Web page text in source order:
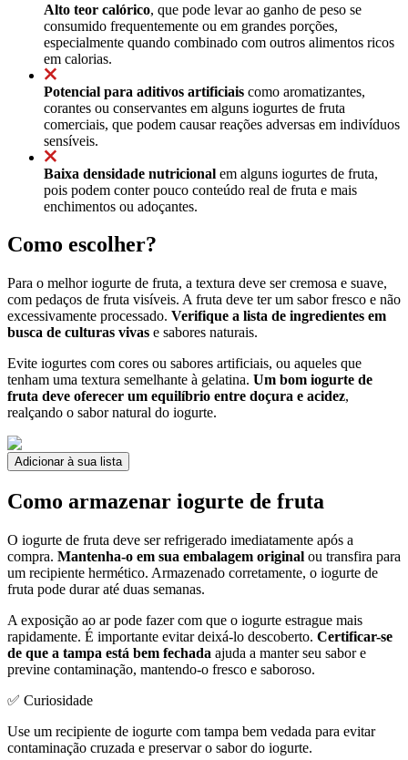
Alto teor calórico, que pode levar ao ganho de peso se
consumido frequentemente ou em grandes porções,
especialmente quando combinado com outros alimentos ricos
em calorias.
Potencial para aditivos artificiais como aromatizantes,
corantes ou conservantes em alguns iogurtes de fruta
comerciais, que podem causar reações adversas em indivíduos
sensíveis.
Baixa densidade nutricional em alguns iogurtes de fruta,
pois podem conter pouco conteúdo real de fruta e mais
enchimentos ou adoçantes.
Como escolher?
Para o melhor iogurte de fruta, a textura deve ser cremosa e suave,
com pedaços de fruta visíveis. A fruta deve ter um sabor fresco e não
excessivamente processado. Verifique a lista de ingredientes em
busca de culturas vivas e sabores naturais.
Evite iogurtes com cores ou sabores artificiais, ou aqueles que
tenham uma textura semelhante à gelatina. Um bom iogurte de
fruta deve oferecer um equilíbrio entre doçura e acidez,
realçando o sabor natural do iogurte.
Adicionar à sua lista
Como armazenar iogurte de fruta
O iogurte de fruta deve ser refrigerado imediatamente após a
compra. Mantenha-o em sua embalagem original ou transfira para
um recipiente hermético. Armazenado corretamente, o iogurte de
fruta pode durar até duas semanas.
A exposição ao ar pode fazer com que o iogurte estrague mais
rapidamente. É importante evitar deixá-lo descoberto. Certificar-se
de que a tampa está bem fechada ajuda a manter seu sabor e
previne contaminação, mantendo-o fresco e saboroso.
✅ Curiosidade
Use um recipiente de iogurte com tampa bem vedada para evitar
contaminação cruzada e preservar o sabor do iogurte.